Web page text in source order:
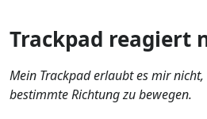
Trackpad reagiert
Mein Trackpad erlaubt es mir
bestimmte Richtung zu bewegen.